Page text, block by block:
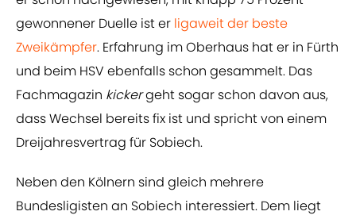
gewonnener Duelle ist er ​ligaweit der beste
Zweikämpfer. Erfahrung im Oberhaus hat er in Fürth
und beim HSV ebenfalls schon gesammelt. Das
Fachmagazin kickergeht sogar schon davon aus,
dass Wechsel bereits fix ist und spricht von einem
Dreijahresvertrag für Sobiech.
Neben den Kölnern sind gleich mehrere
Bundesligisten an Sobiech interessiert. Dem liegt